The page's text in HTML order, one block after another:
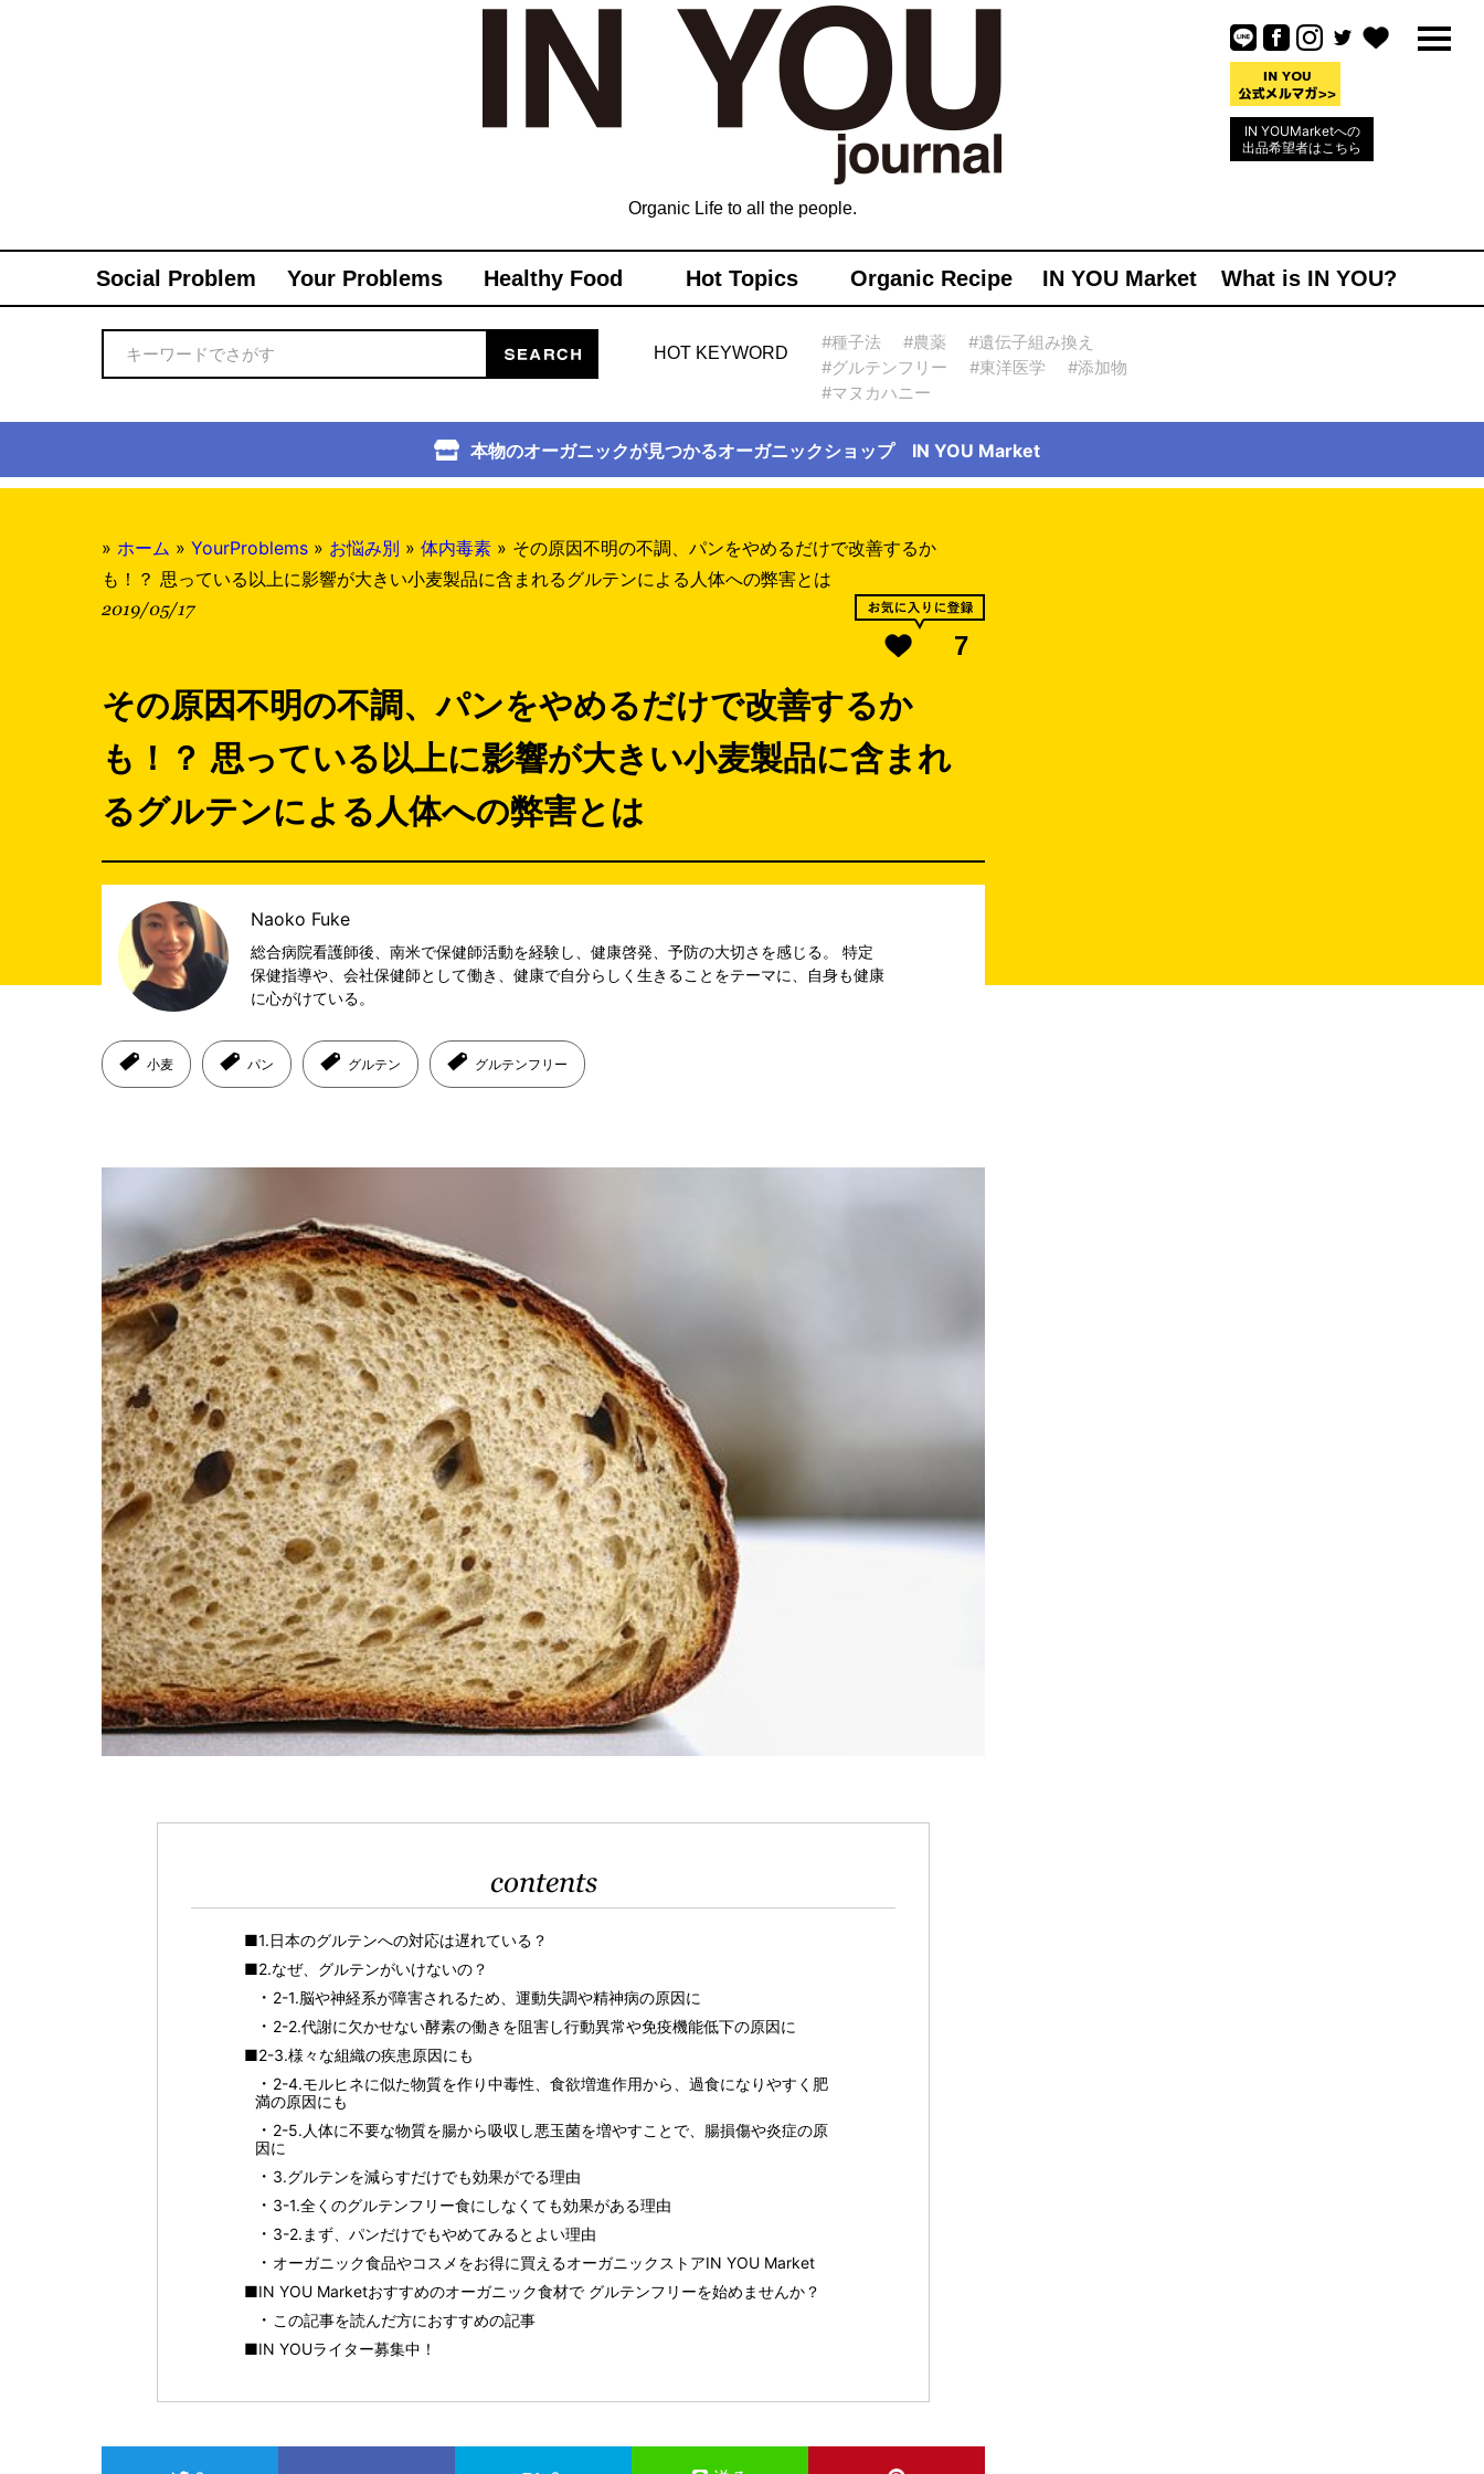
IN YOUMarketへの
出品希望者はこちら
Organic Life to all the people.
Social Problem Your Problems Healthy Food Hot Topics Organic Recipe IN YOU Market What is IN YOU?
HOT KEYWORD
#種子法 #農薬
#遺伝子組み換え
#グルテンフリー
#東洋医学
#添加物
#マヌカハニー
本物のオーガニックが見つかるオーガニックショップ IN YOU Market
» ホーム » YourProblems » お悩み別 » 体内毒素 » その原因不明の不調、パンをやめるだけで改善するか
も！？ 思っている以上に影響が大きい小麦製品に含まれるグルテンによる人体への弊害とは
2019/05/17
7
その原因不明の不調、パンをやめるだけで改善するか
も！？ 思っている以上に影響が大きい小麦製品に含まれ
るグルテンによる人体への弊害とは
Naoko Fuke
総合病院看護師後、南米で保健師活動を経験し、健康啓発、予防の大切さを感じる。 特定
保健指導や、会社保健師として働き、健康で自分らしく生きることをテーマに、自身も健康
に心がけている。
小麦 パン グルテン グルテンフリー
contents
■1.日本のグルテンへの対応は遅れている？
■2.なぜ、グルテンがいけないの？
2-1.脳や神経系が障害されるため、運動失調や精神病の原因に
2-2.代謝に欠かせない酵素の働きを阻害し行動異常や免疫機能低下の原因に
■2-3.様々な組織の疾患原因にも
2-4.モルヒネに似た物質を作り中毒性、食欲増進作用から、過食になりやすく肥
満の原因にも
2-5.人体に不要な物質を腸から吸収し悪玉菌を増やすことで、腸損傷や炎症の原
因に
3.グルテンを減らすだけでも効果がでる理由
3-1.全くのグルテンフリー食にしなくても効果がある理由
3-2.まず、パンだけでもやめてみるとよい理由
オーガニック食品やコスメをお得に買えるオーガニックストアIN YOU Market
■IN YOU Marketおすすめのオーガニック食材で グルテンフリーを始めませんか？
この記事を読んだ方におすすめの記事
■IN YOUライター募集中！